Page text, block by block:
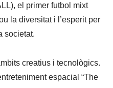
el primer futbol mixt
la diversitat i l’esperit per
societat.
creatius i tecnològics.
espacial “The